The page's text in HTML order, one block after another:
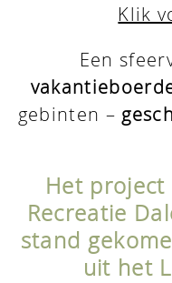
Klik
Een
gebinten –
Het project
Recreatie
stand
uit het